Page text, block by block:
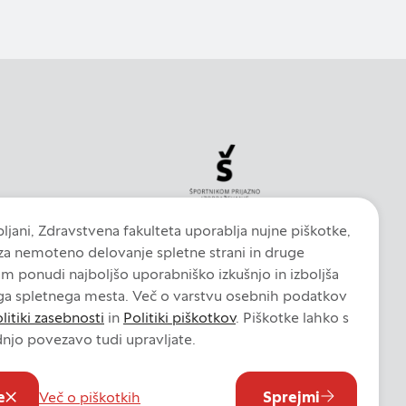
Nastavitve piškotkov
Zdravstvena fakulteta uporablja nujne piškotke,
nemoteno delovanje spletne strani in druge
ponudi najboljšo uporabniško izkušnjo in izboljša
spletnega mesta. Več o varstvu osebnih podatkov
zasebnosti in Politiki piškotkov. Piškotke lahko s
povezavo tudi upravljate.
Več o piškotkih Sprejmi
Če
DOVOLI VSE